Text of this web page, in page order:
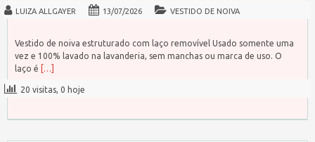
LUIZA ALLGAYER 13/07/2026 VESTIDO DE NOIVA
Vestido de noiva estruturado com laço removível Usado somente uma
vez e 100% lavado na lavanderia, sem manchas ou marca de uso. O
laço é
[…]
20 visitas, 0 hoje